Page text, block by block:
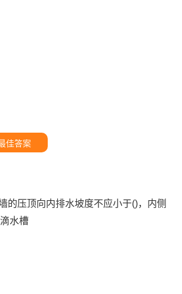
佳答案
的压顶向内排水坡度不应小于()，内侧
水槽